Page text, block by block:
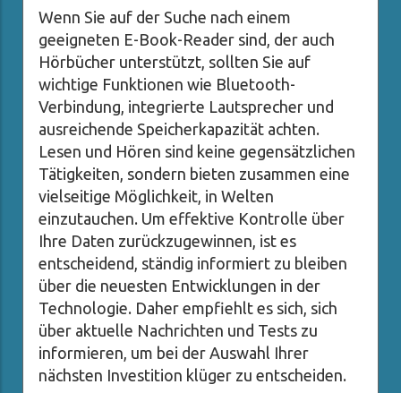
Wenn Sie auf der Suche nach einem
geeigneten E-Book-Reader sind, der auch
Hörbücher unterstützt, sollten Sie auf
wichtige Funktionen wie Bluetooth-
Verbindung, integrierte Lautsprecher und
ausreichende Speicherkapazität achten.
Lesen und Hören sind keine gegensätzlichen
Tätigkeiten, sondern bieten zusammen eine
vielseitige Möglichkeit, in Welten
einzutauchen. Um effektive Kontrolle über
Ihre Daten zurückzugewinnen, ist es
entscheidend, ständig informiert zu bleiben
über die neuesten Entwicklungen in der
Technologie. Daher empfiehlt es sich, sich
über aktuelle Nachrichten und Tests zu
informieren, um bei der Auswahl Ihrer
nächsten Investition klüger zu entscheiden.